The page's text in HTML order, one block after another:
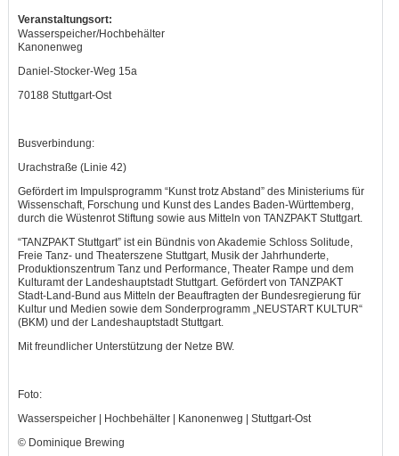
Veranstaltungsort:
Wasserspeicher/Hochbehälter
Kanonenweg
Daniel-Stocker-Weg 15a
70188 Stuttgart-Ost
Busverbindung:
Urachstraße (Linie 42)
Gefördert im Impulsprogramm “Kunst trotz Abstand” des Ministeriums für
Wissenschaft, Forschung und Kunst des Landes Baden-Württemberg,
durch die Wüstenrot Stiftung sowie aus Mitteln von TANZPAKT Stuttgart.
“TANZPAKT Stuttgart” ist ein Bündnis von Akademie Schloss Solitude,
Freie Tanz- und Theaterszene Stuttgart, Musik der Jahrhunderte,
Produktionszentrum Tanz und Performance, Theater Rampe und dem
Kulturamt der Landeshauptstadt Stuttgart. Gefördert von TANZPAKT
Stadt-Land-Bund aus Mitteln der Beauftragten der Bundesregierung für
Kultur und Medien sowie dem Sonderprogramm „NEUSTART KULTUR“
(BKM) und der Landeshauptstadt Stuttgart.
Mit freundlicher Unterstützung der Netze BW.
Foto:
Wasserspeicher | Hochbehälter | Kanonenweg | Stuttgart-Ost
© Dominique Brewing